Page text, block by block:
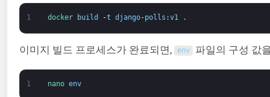
1 docker build -t django-polls :v1 .
이미지 빌드 프로세스가 완료되면, env 파일의 구성 값
1 nano env